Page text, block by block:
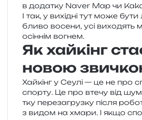
в дода­тку Naver Map чи
І так, у вихі­дні тут може
бли­во восе­ни, усі вихо­дять
осін­нім вогнем.
Як хайкінг
новою
Хайкінг у Сеулі — це не про
спор­ту. Це про втечу від
тку пере­за­груз­ку після
з видом на хмари. І якщо